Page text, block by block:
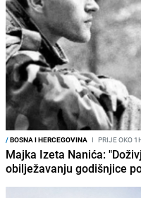
/BOSNA I HERCEGOVINA I PRIJE OKO
Majka Izeta Nanića:
obilježavanju godišnjice